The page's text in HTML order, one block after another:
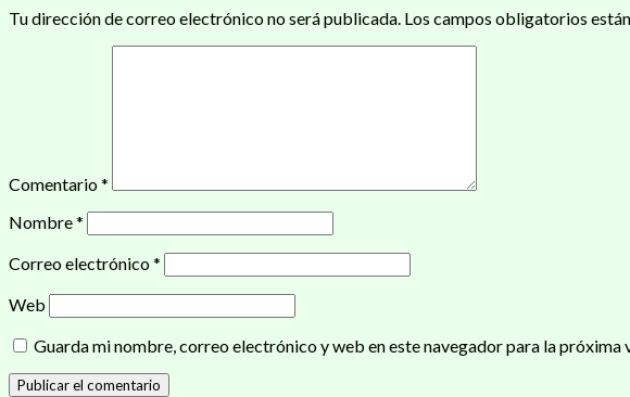
Tu dirección de correo electrónico no será publicada. Los campos obligatorios
Comentario*
Nombre*
Correo electrónico*
Web
Guarda mi nombre, correo electrónico y web en este navegador para la próxima